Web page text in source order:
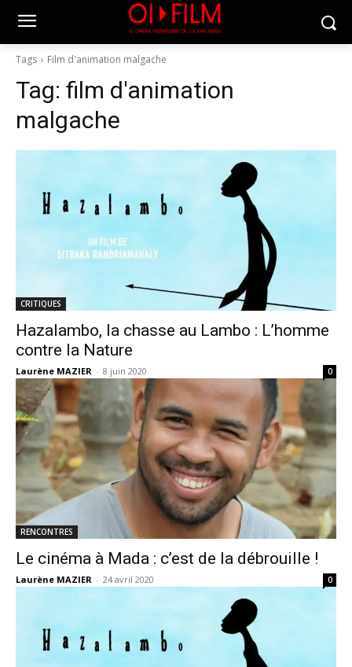
Tags Film d'animation malgache
Tag: film d'animation
malgache
CRITIQUES
Hazalambo, la chasse au Lambo : L’homme
contre la Nature
Laurène MAZIER - 8 juin 2020 0
RENCONTRES
Le cinéma à Mada : c’est de la débrouille !
Laurène MAZIER - 24 avril 2020 0